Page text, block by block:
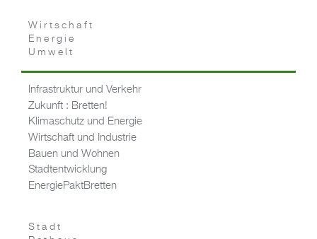
Wirtschaft
Energie
Umwelt
Infrastruktur und Verkehr
Zukunft : Bretten!
Klimaschutz und Energie
Wirtschaft und Industrie
Bauen und Wohnen
Stadtentwicklung
EnergiePaktBretten
Stadt